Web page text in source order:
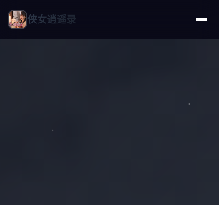
侠女逍遥录